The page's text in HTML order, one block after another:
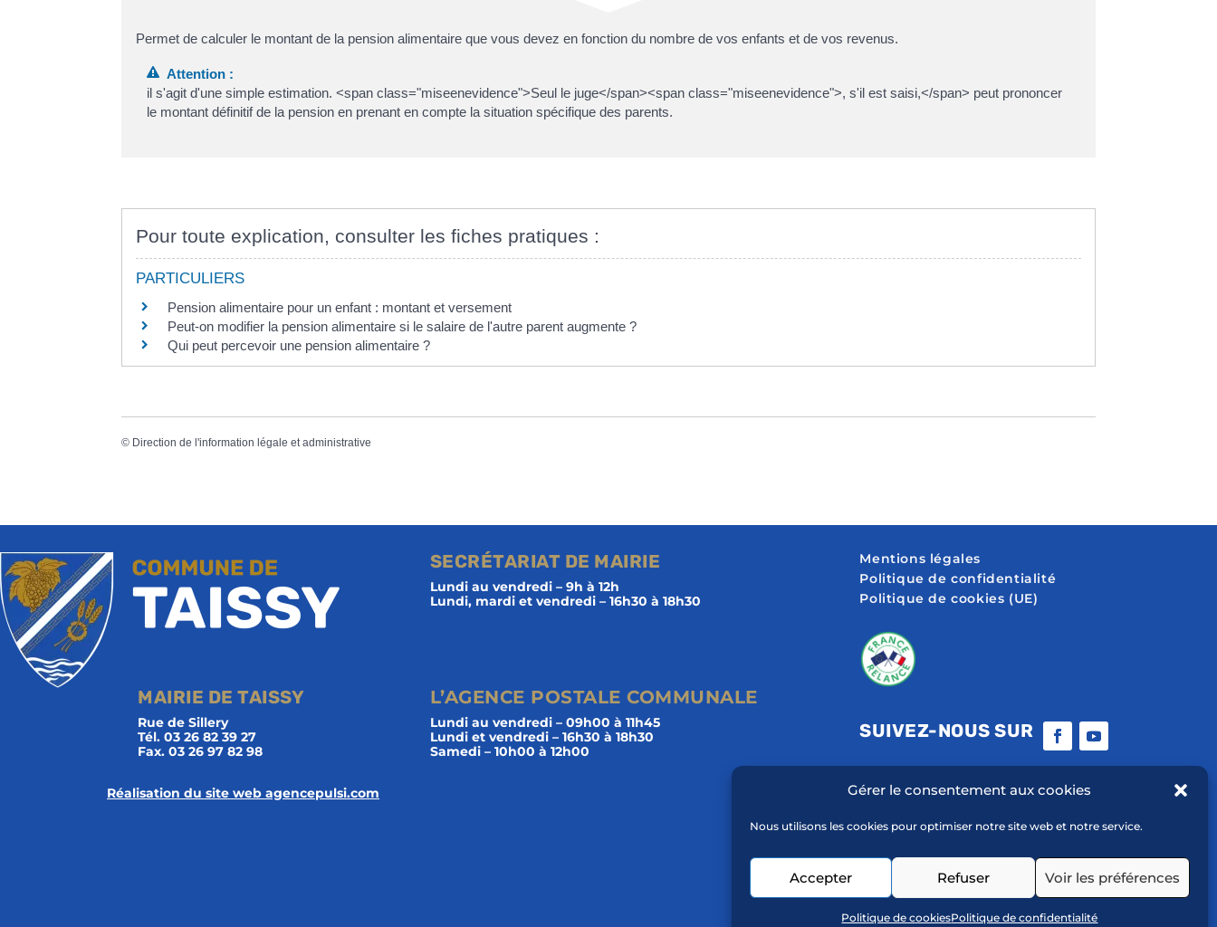
Gérer le consentement aux cookies
Nous utilisons les cookies pour optimiser notre site web et notre service.
Accepter Refuser Voir les préférences
Politique de cookiesPolitique de confidentialité
Permet de calculer le montant de la pension alimentaire que vous devez en fonction du nombre de vos enfants et de vos revenus.
Attention :
il s'agit d'une simple estimation. <span class="miseenevidence">Seul le juge</span><span class="miseenevidence">, s'il est saisi,</span> peut prononcer
le montant définitif de la pension en prenant en compte la situation spécifique des parents.
Pour toute explication, consulter les fiches pratiques :
PARTICULIERS
Pension alimentaire pour un enfant : montant et versement
Peut-on modifier la pension alimentaire si le salaire de l'autre parent augmente ?
Qui peut percevoir une pension alimentaire ?
© Direction de l'information légale et administrative
SECRÉTARIAT DE MAIRIE
Lundi au vendredi – 9h à 12h
Lundi, mardi et vendredi – 16h30 à 18h30
MAIRIE DE TAISSY
Rue de Sillery
Tél. 03 26 82 39 27
Fax. 03 26 97 82 98
L’AGENCE POSTALE COMMUNALE
Lundi au vendredi – 09h00 à 11h45
Lundi et vendredi – 16h30 à 18h30
Samedi – 10h00 à 12h00
Réalisation du site web agencepulsi.com
Mentions légales
Politique de confidentialité
Politique de cookies (UE)
SUIVEZ-NOUS SUR